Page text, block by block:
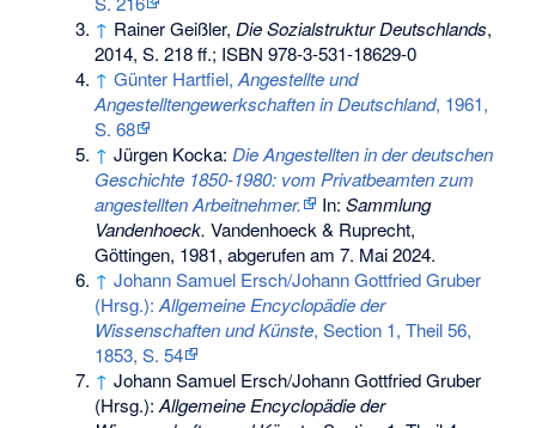
↑ Rainer Geißler,Die Sozialstruktur Deutschlands,
2014, S. 218 ff.; ISBN 978-3-531-18629-0
↑ Günter Hartfiel,Angestellte und
Angestelltengewerkschaften in Deutschland, 1961,
S. 68
↑ Jürgen Kocka: Die Angestellten in der deutschen
Geschichte 1850-1980: vom Privatbeamten zum
angestellten Arbeitnehmer.
In:Sammlung
Vandenhoeck. Vandenhoeck & Ruprecht,
Göttingen, 1981, abgerufen am 7. Mai 2024.
↑ Johann Samuel Ersch/Johann Gottfried Gruber
(Hrsg.):Allgemeine Encyclopädie der
Wissenschaften und Künste, Section 1, Theil 56,
1853, S. 54
↑ Johann Samuel Ersch/Johann Gottfried Gruber
(Hrsg.):Allgemeine Encyclopädie der